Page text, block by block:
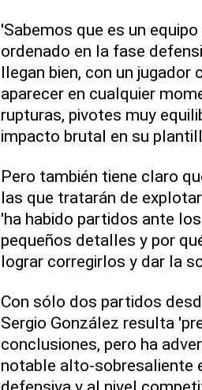
'Sabemos que es un
ordenado en la fase
llegan bien, con un jugador
aparecer en cualquier
rupturas, pivotes muy
impacto brutal en su
Pero también tiene claro
las que tratarán de
'ha habido partidos ante
pequeños detalles y por
lograr corregirlos y dar la
Con sólo dos partidos
Sergio González resulta
conclusiones, pero ha
notable alto-sobresaliente